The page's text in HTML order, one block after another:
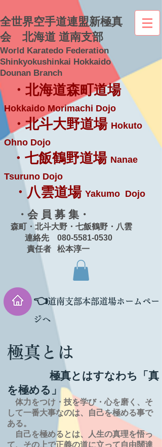
全世界空手道連盟新極真
会 北海道 道南支部
World Karatedo Federation
Shinkyokushinkai Hokkaido
Dounan Branch
・北海道森町道場
Hokkaido Morimachi Dojo
・北斗大野道場 Hokuto
Ohno Dojo
・七飯鶴野道場 Nanae
Tsuruno Dojo
・八雲道場 Yakumo Dojo
・会 員 募 集・
森町・北斗大野・七飯鶴野・八雲
連絡先 080-5581-0530
責任者 松本淳一
👈道南支部本部道場ホームペー
ジへ
極真とは
極真とはすなわち「真
を極める」
体力をつけ・技を学び・心を磨く、そ
して一番大事なのは、自己を極める事で
ある。
自己を極めるとは、
人生の真理を悟っ
て、その上で正義の道に立って自由闊達